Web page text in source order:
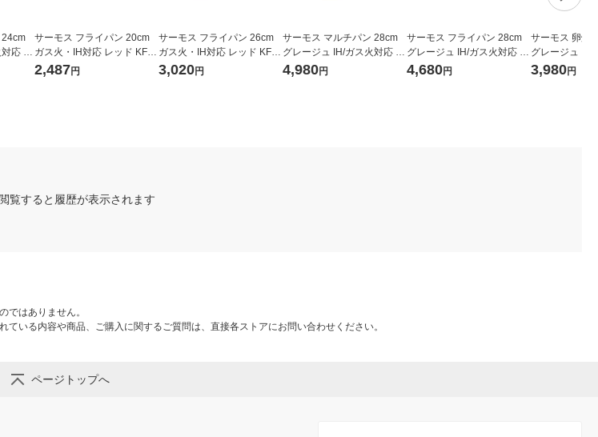
24cm
応 K
計 軽
サーモス フライパン 20cm
ガス火・IH対応 レッド KFM-
020 R1個
2,487円
サーモス フライパン 26cm
ガス火・IH対応 レッド KFM-
026 R1個
3,020円
サーモス マルチパン 28cm
グレージュ IH/ガス火対応 K
FOー028W GG1個 深型設計
4,980円
サーモス フライパン 28cm
グレージュ IH/ガス火対応 K
FO-028 GG 1個 深型設計 軽
4,680円
サーモス 卵焼
グレージュ IH/
FO-013E GG 1
3,980円
覧すると履歴が表示されます
ではありません。
いる内容や商品、ご購入に関するご質問は、直接各ストアにお問い合わせください。
ページトップへ